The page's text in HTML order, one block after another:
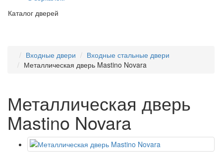
Каталог дверей
Входные двери
Входные стальные двери
Металлическая дверь Mastino Novara
Металлическая дверь
Mastino Novara